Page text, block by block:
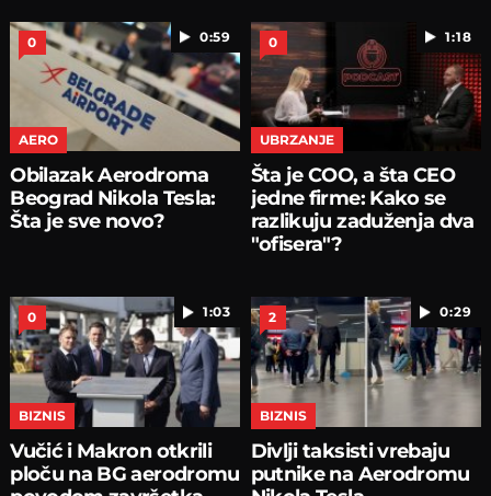
0:59
0
AERO
Obilazak Aerodroma
Beograd Nikola Tesla:
Šta je sve novo?
1:18
0
UBRZANJE
Šta je COO, a šta CEO
jedne firme: Kako se
razlikuju zaduženja dva
"ofisera"?
1:03
0
BIZNIS
Vučić i Makron otkrili
ploču na BG aerodromu
0:29
2
BIZNIS
Divlji taksisti vrebaju
putnike na Aerodromu